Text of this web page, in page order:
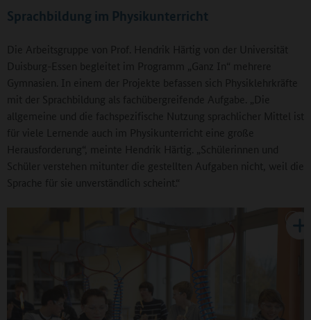
Sprachbildung im Physikunterricht
Die Arbeitsgruppe von Prof. Hendrik Härtig von der Universität
Duisburg-Essen begleitet im Programm „Ganz In“ mehrere
Gymnasien. In einem der Projekte befassen sich Physiklehrkräfte
mit der Sprachbildung als fachübergreifende Aufgabe. „Die
allgemeine und die fachspezifische Nutzung sprachlicher Mittel ist
für viele Lernende auch im Physikunterricht eine große
Herausforderung“, meinte Hendrik Härtig. „Schülerinnen und
Schüler verstehen mitunter die gestellten Aufgaben nicht, weil die
Sprache für sie unverständlich scheint.“